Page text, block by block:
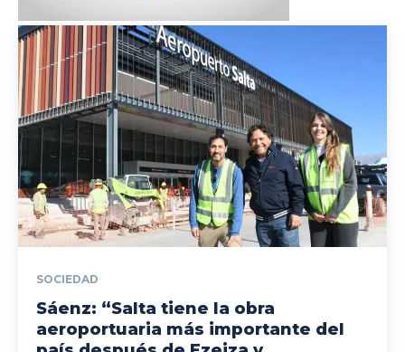
SOCIEDAD
Sáenz: “Salta tiene la obra
aeroportuaria más importante del